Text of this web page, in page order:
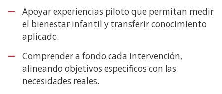
Apoyar experiencias piloto que permitan medir
el bienestar infantil y transferir conocimiento
aplicado.
Comprender a fondo cada intervención,
alineando objetivos específicos con las
necesidades reales.